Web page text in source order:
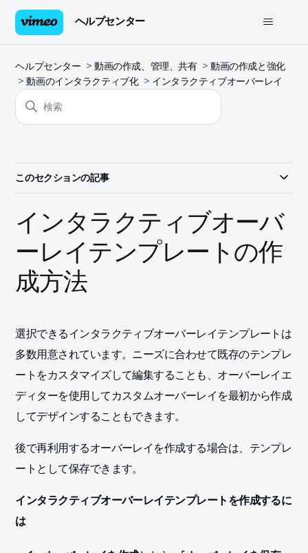
ヘルプセンター
ヘルプセンター 動画の作成、管理、共有
動画の作成と強化
動画のインタラクティブ化
インタラクティブオーバーレイ
このセクションの記事
インタラクティブオーバ
ーレイテンプレートの作
成方法
選択できるインタラクティブオーバーレイテンプレートは
多数用意されています。ニーズに合わせて既存のテンプレ
ートをカスタマイズして編集することも、オーバーレイエ
ディターを使用してカスタムオーバーレイを最初から作成
してデザインすることもできます。
後で再利用するオーバーレイを作成する場合は、テンプレ
ートとして保存できます。
インタラクティブオーバーレイテンプレートを作成するに
は